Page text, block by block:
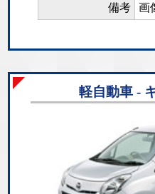
備考
画
軽自動車 -